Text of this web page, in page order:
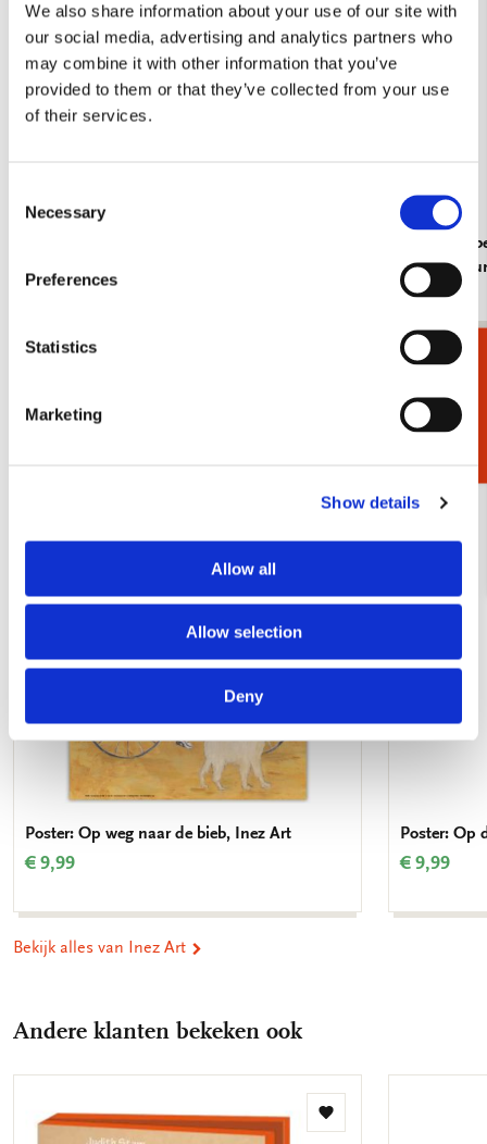
We also share information about your use of our site with
our social media, advertising and analytics partners who
may combine it with other information that you’ve
provided to them or that they’ve collected from your use
of their services.
Selection
Necessary
Preferences
Statistics
Marketing
Show details
Allow all
Allow selection
Deny
€ 2,99
Dieren,
€ 2,99
Bekijk alles van Cadeau voor haar
Meer van Inez Art
Toevoegen
verlanglijst
Poster: Op weg naar de bieb, Inez Art
€ 9,99
Poster: Op
€ 9,99
Bekijk alles van Inez Art
Andere klanten bekeken ook
Toevoegen
Cadeaukiezer